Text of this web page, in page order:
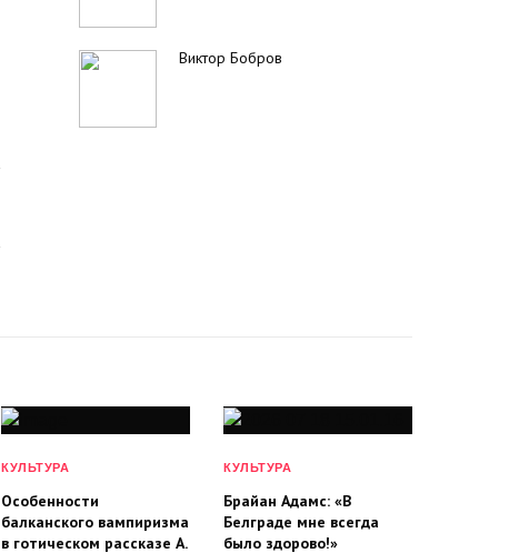
Виктор Бобров
КУЛЬТУРА
Особенности
балканского вампиризма
в готическом рассказе А.
КУЛЬТУРА
Брайан Адамс: «В
Белграде мне всегда
было здорово!»